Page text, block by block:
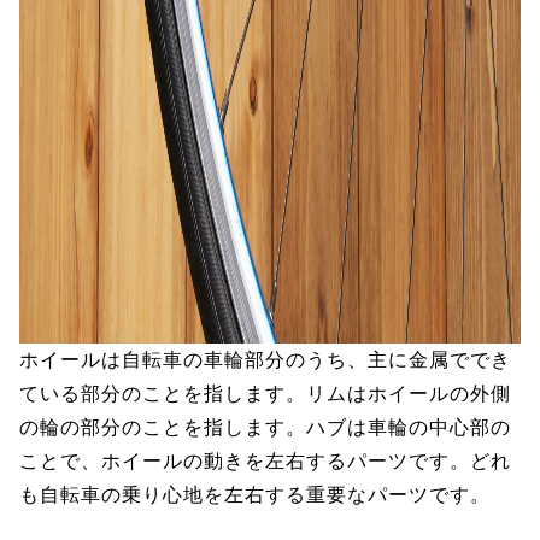
ホイールは自転車の車輪部分のうち、主に金属ででき
ている部分のことを指します。リムはホイールの外側
の輪の部分のことを指します。ハブは車輪の中心部の
ことで、ホイールの動きを左右するパーツです。どれ
も自転車の乗り心地を左右する重要なパーツです。